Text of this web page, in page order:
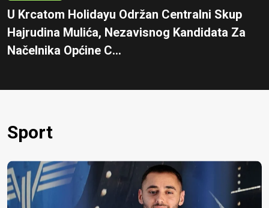
U Krcatom Holidayu Održan Centralni Skup
Hajrudina Mulića, Nezavisnog Kandidata Za
Načelnika Općine C...
Sport